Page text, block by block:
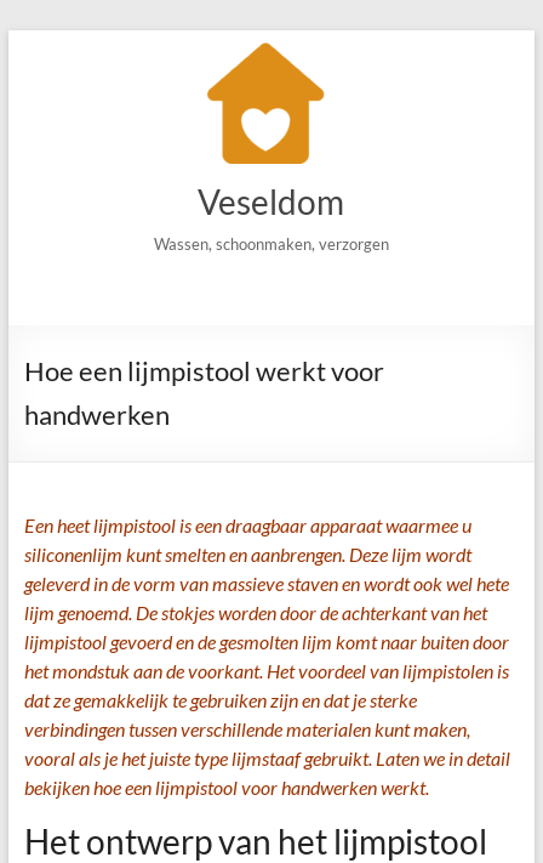
Veseldom
Wassen, schoonmaken, verzorgen
Hoe een lijmpistool werkt voor
handwerken
Een heet lijmpistool is een draagbaar apparaat waarmee u
siliconenlijm kunt smelten en aanbrengen. Deze lijm wordt
geleverd in de vorm van massieve staven en wordt ook wel hete
lijm genoemd. De stokjes worden door de achterkant van het
lijmpistool gevoerd en de gesmolten lijm komt naar buiten door
het mondstuk aan de voorkant. Het voordeel van lijmpistolen is
dat ze gemakkelijk te gebruiken zijn en dat je sterke
verbindingen tussen verschillende materialen kunt maken,
vooral als je het juiste type lijmstaaf gebruikt. Laten we in detail
bekijken hoe een lijmpistool voor handwerken werkt.
Het ontwerp van het lijmpistool